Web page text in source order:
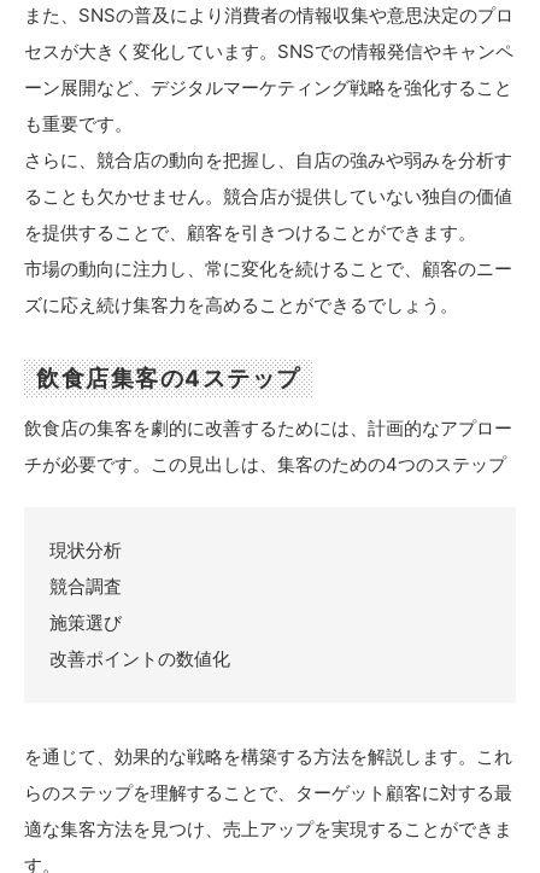
また、SNSの普及により消費者の情報収集や意思決定のプロ
セスが大きく変化しています。SNSでの情報発信やキャンペ
ーン展開など、デジタルマーケティング戦略を強化すること
も重要です。
さらに、競合店の動向を把握し、自店の強みや弱みを分析す
ることも欠かせません。競合店が提供していない独自の価値
を提供することで、顧客を引きつけることができます。
市場の動向に注力し、常に変化を続けることで、顧客のニー
ズに応え続け集客力を高めることができるでしょう。
飲食店集客の4ステップ
飲食店の集客を劇的に改善するためには、計画的なアプロー
チが必要です。この見出しは、集客のための4つのステップ
現状分析
競合調査
施策選び
改善ポイントの数値化
を通じて、効果的な戦略を構築する方法を解説します。これ
らのステップを理解することで、ターゲット顧客に対する最
適な集客方法を見つけ、売上アップを実現することができま
す。